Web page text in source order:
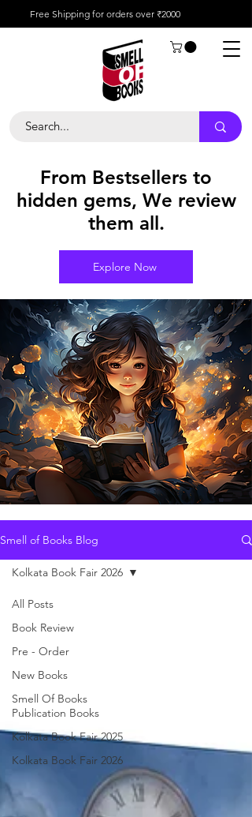
Free Shipping for orders over ₹2000
From Bestsellers to
hidden gems, We review
them all.
Explore Now
Smell of Books Blog
All Posts
Book Review
Pre - Order
New Books
Smell Of Books
Publication Books
Kolkata Book Fair 2025
Kolkata Book Fair 2026
Kolkata Book Fair 2026